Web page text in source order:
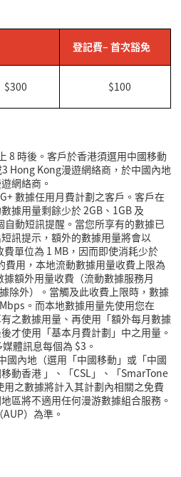
登記費– 首次豁免
$300 $100
8 時後。客戶於香港須選用中國移動
3 Hong Kong漫遊網絡商，於中國內地
網絡商。
數據任用月費計劃之客戶。客戶在
據用量剩餘少於 2GB、1GB 及
自動短訊提醒。當您所享有的數據已
訊提示，額外的數據用量將會以
費單位為 1 MB，因而即使消耗少於
費用，本地流動數據用量收費上限為
額外用量收費（流動數據服務月
除外）。當觸及此收費上限時，數據
。而本地數據用量先使用您在
之數據用量、再使用「額外每月數據
才使用「基本月費計劃」中之用量。
媒體訊息每個為 $3 。
國內地（選用「中國移動」或「中國
動香港 」、「CSL」、「SmarTone
之數據將計入其計劃內相關之免費
區將不適用任何漫游數據組合服務。
AUP）為準。